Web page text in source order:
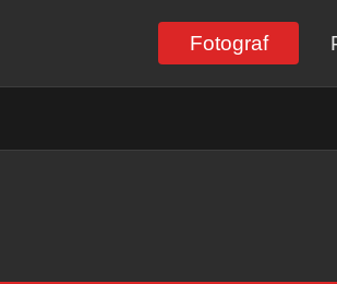
Fotograf